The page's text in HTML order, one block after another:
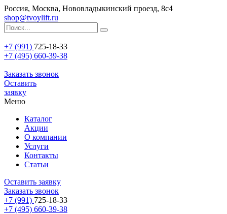
Россия, Москва, Нововладыкинский проезд, 8с4
shop@tvoylift.ru
+7 (991) 725-18-33
+7 (495) 660-39-38
Заказать звонок
Оставить
заявку
Меню
Каталог
Акции
О компании
Услуги
Контакты
Статьи
Оставить заявку
Заказать звонок
+7 (991) 725-18-33
+7 (495) 660-39-38